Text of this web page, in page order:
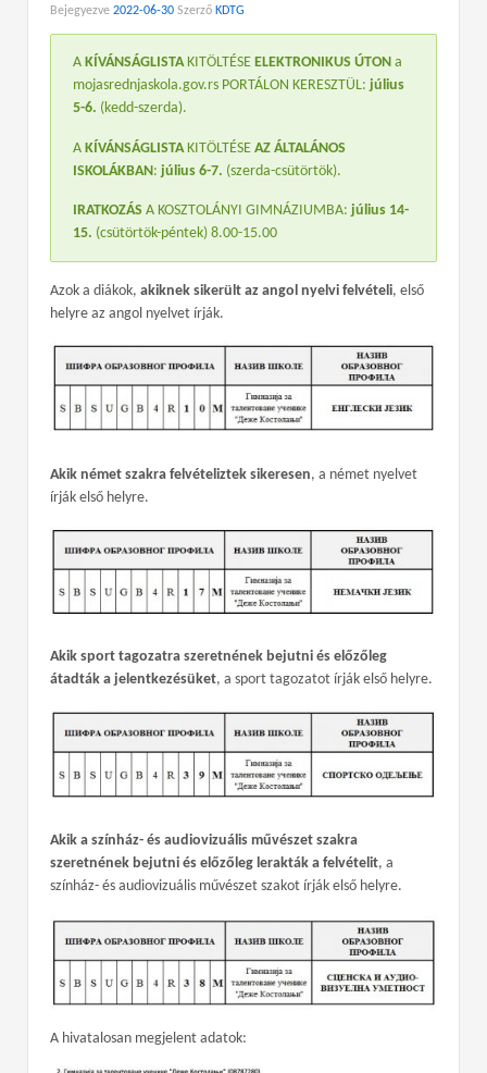
Bejegyezve 2022-06-30 Szerző KDTG
A KÍVÁNSÁGLISTAKITÖLTÉSE ELEKTRONIKUS ÚTON a
mojasrednjaskola.gov.rs PORTÁLON KERESZTÜL: július
5-6. (kedd-szerda).
A KÍVÁNSÁGLISTAKITÖLTÉSE AZ ÁLTALÁNOS
ISKOLÁKBAN : július 6-7. (szerda-csütörtök).
IRATKOZÁS A KOSZTOLÁNYI GIMNÁZIUMBA: július 14-
15. (csütörtök-péntek) 8.00-15.00
Azok a diákok, akiknek sikerült az angol nyelvi felvételi, első
helyre az angol nyelvet írják.
Akik német szakra felvételiztek sikeresen, a német nyelvet
írják első helyre.
Akik sport tagozatra szeretnének bejutni és előzőleg
átadták a jelentkezésüket, a sport tagozatot írják első helyre.
Akik a színház- és audiovizuális művészet szakra
szeretnének bejutni és előzőleg lerakták a felvételit, a
színház- és audiovizuális művészet szakot írják első helyre.
A hivatalosan megjelent adatok: